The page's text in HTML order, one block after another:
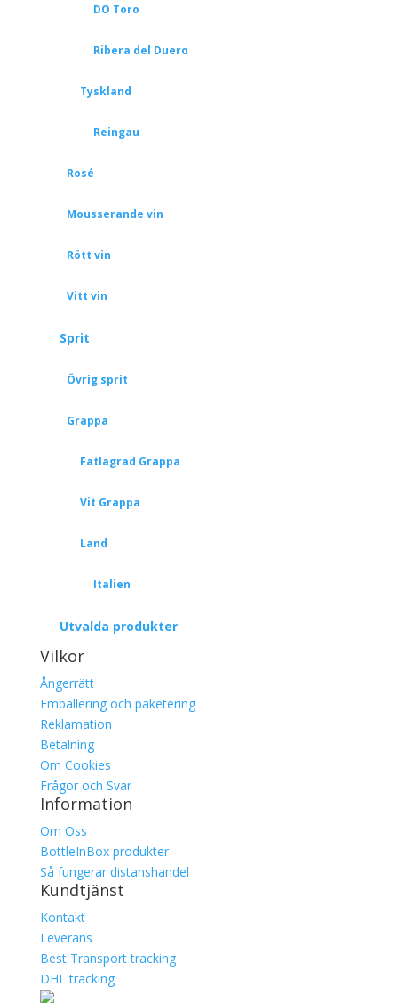
DO Toro
Ribera del Duero
Tyskland
Reingau
Rosé
Mousserande vin
Rött vin
Vitt vin
Sprit
Övrig sprit
Grappa
Fatlagrad Grappa
Vit Grappa
Land
Italien
Utvalda produkter
Vilkor
Ångerrätt
Emballering och paketering
Reklamation
Betalning
Om Cookies
Frågor och Svar
Information
Om Oss
BottleInBox produkter
Så fungerar distanshandel
Kundtjänst
Kontakt
Leverans
Best Transport tracking
DHL tracking